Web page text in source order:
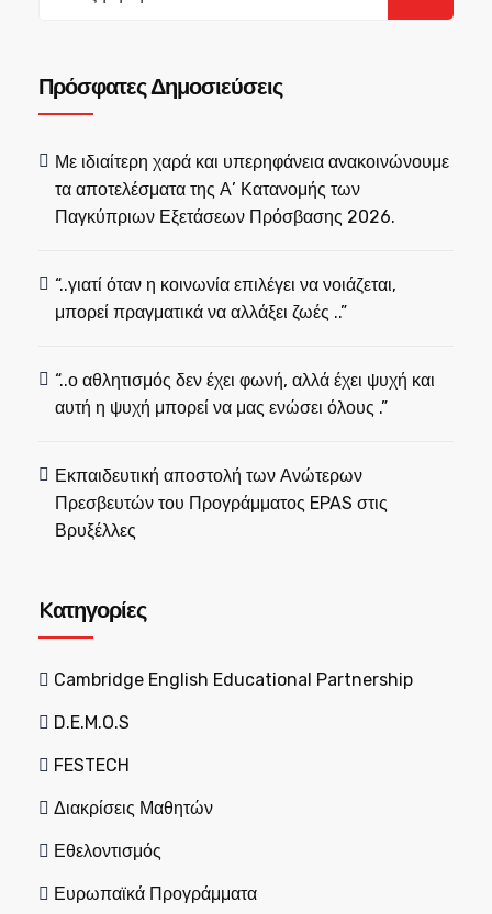
Πρόσφατες Δημοσιεύσεις
Με ιδιαίτερη χαρά και υπερηφάνεια ανακοινώνουμε
τα αποτελέσματα της Α’ Κατανομής των
Παγκύπριων Εξετάσεων Πρόσβασης 2026.
“..γιατί όταν η κοινωνία επιλέγει να νοιάζεται,
μπορεί πραγματικά να αλλάξει ζωές ..”
“..ο αθλητισμός δεν έχει φωνή, αλλά έχει ψυχή και
αυτή η ψυχή μπορεί να μας ενώσει όλους .”
Εκπαιδευτική αποστολή των Ανώτερων
Πρεσβευτών του Προγράμματος EPAS στις
Βρυξέλλες
Kατηγορίες
Cambridge English Educational Partnership
D.E.M.O.S
FESTECH
Διακρίσεις Μαθητών
Εθελοντισμός
Ευρωπαϊκά Προγράμματα